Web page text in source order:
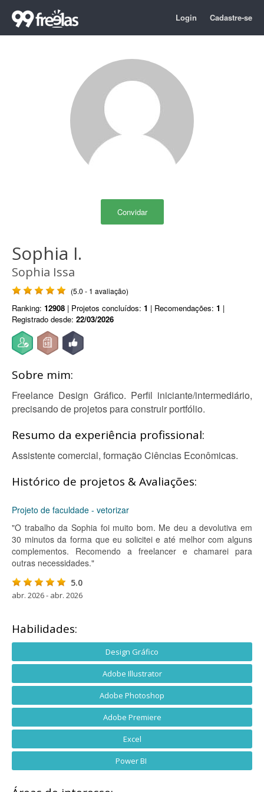
Login Cadastre-se
Convidar
Sophia I.
Sophia Issa
(5.0 - 1 avaliação)
Ranking: 12908 | Projetos concluídos: 1 | Recomendações: 1 |
Registrado desde: 22/03/2026
Sobre mim:
Freelance Design Gráfico. Perfil iniciante/intermediário,
precisando de projetos para construir portfólio.
Resumo da experiência profissional:
Assistente comercial, formação Ciências Econômicas.
Histórico de projetos & Avaliações:
Projeto de faculdade - vetorizar
"O trabalho da Sophia foi muito bom. Me deu a devolutiva em
30 minutos da forma que eu solicitei e até melhor com alguns
complementos. Recomendo a freelancer e chamarei para
outras necessidades."
5.0
abr. 2026 - abr. 2026
Habilidades:
Design Gráfico
Adobe Illustrator
Adobe Photoshop
Adobe Premiere
Excel
Power BI